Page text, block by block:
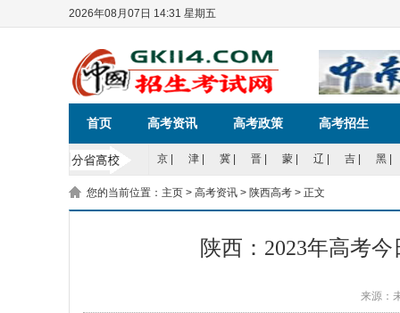
2026年08月07日 14:31 星期五
首页 高考资讯 高考政策 高考招生
京| 津| 冀| 晋| 蒙| 辽 吉| 黑|
您的当前位置： 主页 > 高考资讯 > 陕西高考 > 正文
陕西：2023年高考
来源：